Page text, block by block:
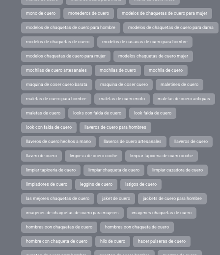
mono de cuero monederos de cuero modelos de chaquetas de cuero para mujer
modelos de chaquetas de cuero para hombre modelos de chaquetas de cuero para dama
modelos de chaquetas de cuero modelos de casacas de cuero para hombre
modelos chaquetas de cuero para mujer modelos chaquetas de cuero mujer
mochilas de cuero artesanales mochilas de cuero mochila de cuero
maquina de coser cuero barata maquina de coser cuero maletines de cuero
maletas de cuero para hombre maletas de cuero moto maletas de cuero antiguas
maletas de cuero looks con falda de cuero look falda de cuero
look con falda de cuero llaveros de cuero para hombres
llaveros de cuero hechos a mano llaveros de cuero artesanales llaveros de cuero
llavero de cuero limpieza de cuero coche limpiar tapiceria de cuero coche
limpiar tapiceria de cuero limpiar chaqueta de cuero limpiar cazadora de cuero
limpiadores de cuero leggins de cuero latigos de cuero
las mejores chaquetas de cuero jaket de cuero jackets de cuero para hombre
imagenes de chaquetas de cuero para mujeres imagenes chaquetas de cuero
hombres con chaquetas de cuero hombres con chaqueta de cuero
hombre con chaqueta de cuero hilo de cuero hacer pulseras de cuero